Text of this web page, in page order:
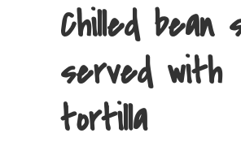
Chilled bean
served with
tortilla